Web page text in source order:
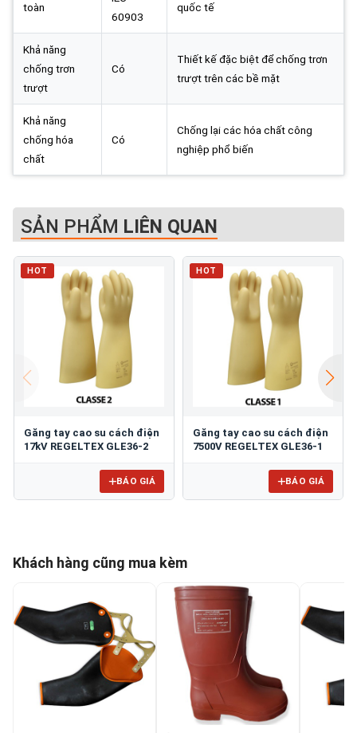
toàn
60903
quốc tế
Khả năng
chống trơn
trượt
Có
Thiết kế đặc biệt để chống trơn
trượt trên các bề mặt
Khả năng
chống hóa
chất
Có
Chống lại các hóa chất công
nghiệp phổ biến
SẢN PHẨM LIÊN QUAN
HOT
Găng tay cao su cách điện
17kV REGELTEX GLE36-2
BÁO GIÁ
HOT
Găng tay cao su cách điện
7500V REGELTEX GLE36-1
BÁO GIÁ
Khách hàng cũng mua kèm